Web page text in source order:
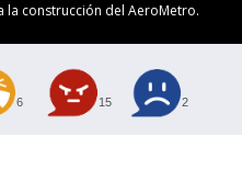
la construcción del AeroMetro.
6 15 2